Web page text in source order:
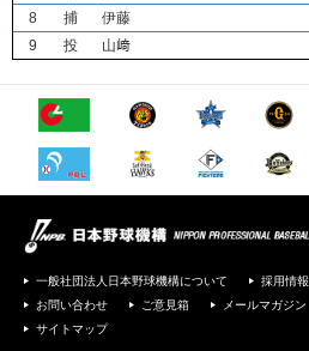
8
捕
伊藤
9
投 山﨑
一般社団法人日本野球機構について 採用情報
お問い合わせ
ご意見箱 メールマガジン
サイトマップ